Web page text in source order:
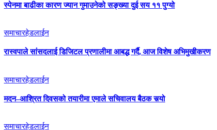
स्पेनमा बाढीका कारण ज्यान गुमाउनेको सङ्ख्या दुई सय ११ पुग्यो
समाचारहेडलाईन
रास्वपाले सांसदलाई डिजिटल प्रणालीमा आबद्ध गर्दै, आज विशेष अभिमुखीकरण
समाचारहेडलाईन
मदन–आश्रित दिवसको तयारीमा एमाले सचिवालय बैठक सर्‍यो
समाचारहेडलाईन